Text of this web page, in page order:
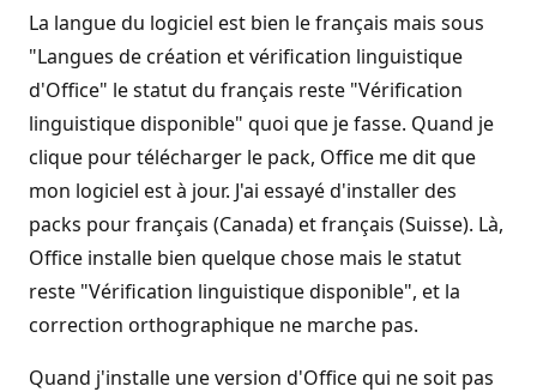
La langue du logiciel est bien le français mais sous
"Langues de création et vérification linguistique
d'Office" le statut du français reste "Vérification
linguistique disponible" quoi que je fasse. Quand je
clique pour télécharger le pack, Office me dit que
mon logiciel est à jour. J'ai essayé d'installer des
packs pour français (Canada) et français (Suisse). Là,
Office installe bien quelque chose mais le statut
reste "Vérification linguistique disponible", et la
correction orthographique ne marche pas.
Quand j'installe une version d'Office qui ne soit pas